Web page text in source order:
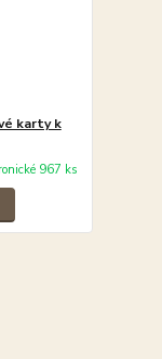
karty k
967 ks